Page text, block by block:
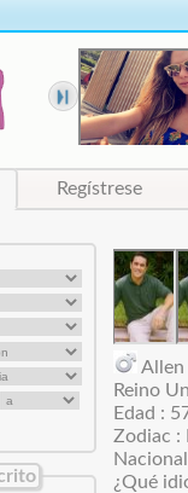
Regístrese
Allen
Reino
Edad :
Zodiac :
¿Qué